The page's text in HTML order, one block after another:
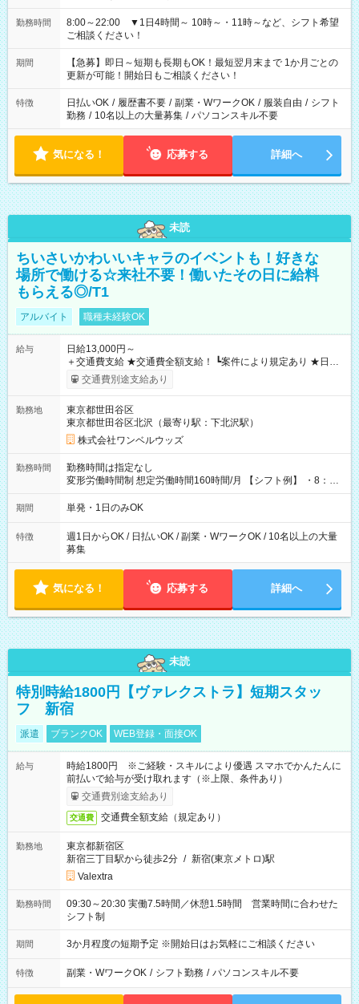
勤務時間
8:00～22:00 ▼1日4時間～ 10時～・11時～など、シフト希望
ご相談ください！
期間
【急募】即日～短期も長期もOK！最短翌月末まで 1か月ごとの
更新が可能！開始日もご相談ください！
特徴 日払いOK / 履歴書不要 / 副業・WワークOK / 服装自由 / シフト
勤務 / 10名以上の大量募集 / パソコンスキル不要
気になる！ 応募する 詳細へ
未読
ちいさいかわいいキャラのイベントも！好きな
場所で働ける☆来社不要！働いたその日に給料
もらえる◎/T1
アルバイト 職種未経験OK
給与
日給13,000円～
＋交通費支給 ★交通費全額支給！ ┗案件により規定あり ★日払
いOK！（規定あり） ┗働いたその日に現金GET♪ お仕事後はコ
ンビニATMから 日払い分を引き落とせます！ 【試用期間】試
交通費別途支給あり
勤務地
東京都世田谷区
東京都世田谷区北沢（最寄り駅：下北沢駅）
株式会社ワンベルウッズ
勤務時間
勤務時間は指定なし
変形労働時間制 想定労働時間160時間/月 【シフト例】 ・8：00
～21：00
期間 単発・1日のみOK
特徴
週1日からOK / 日払いOK / 副業・WワークOK / 10名以上の大量
募集
気になる！ 応募する 詳細へ
未読
特別時給1800円【ヴァレクストラ】短期スタッ
フ 新宿
派遣 ブランクOK WEB登録・面接OK
給与
時給1800円 ※ご経験・スキルにより優遇 スマホでかんたんに
前払いで給与が受け取れます（※上限、条件あり）
交通費別途支給あり
交通費 交通費全額支給（規定あり）
勤務地
東京都新宿区
新宿三丁目駅から徒歩2分 / 新宿(東京メトロ)駅
Valextra
勤務時間
09:30～20:30 実働7.5時間／休憩1.5時間 営業時間に合わせた
シフト制
期間 3か月程度の短期予定 ※開始日はお気軽にご相談ください
特徴 副業・WワークOK / シフト勤務 / パソコンスキル不要